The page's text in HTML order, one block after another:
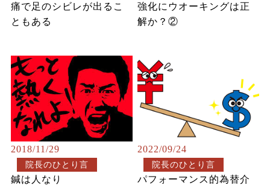
痛で足のシビレが出るこ
ともある
強化にウオーキングは正
解か？②
2018/11/29
院長のひとり言
鍼は人なり
2022/09/24
院長のひとり言
パフォーマンス的為替介